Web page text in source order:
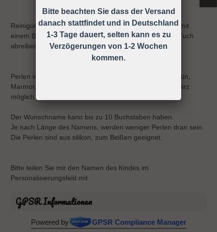
Reinigung: Sie können die Schnullerkette ganz einfach mit
einem Baby-Feuchttuch oder einem anderen feuchten Tuch
abreiben.
Perlen in hellblau, dunkelblau, türkis, grau, weiß, mintgrün,
Marmor, froschgrün, rosa, pink, lila, flieder, beige, schwarz
möglich
Der Wunschname kann bis zu 10 Buchstaben haben.
Je nach Länge des Namens, werden weniger Perlen dran sein.
Die Perlen sind aus silikon, zum Beißen geeignet.
Bitte teilen Sie mir den Namen des Kindes im
Personalisierungsfeld mit
GPSR Informationen
Powered by GPSR Compliance Manager
Bitte beachten Sie dass der Versand
danach stattfindet und in Deutschland
1-3 Tage dauert, selten kann es zu
Verzögerungen von 1-2 Wochen
kommen.